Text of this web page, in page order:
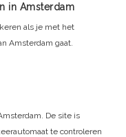
in Amsterdam
als je met het
Amsterdam gaat.
De site is
te controleren